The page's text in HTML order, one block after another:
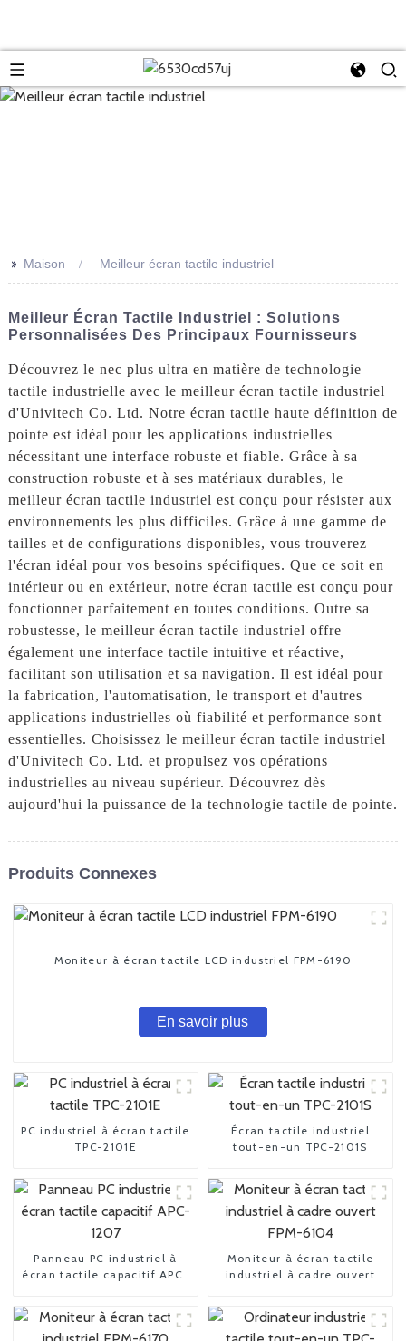
>> Maison Meilleur écran tactile industriel
Meilleur Écran Tactile Industriel : Solutions
Personnalisées Des Principaux Fournisseurs
Découvrez le nec plus ultra en matière de technologie
tactile industrielle avec le meilleur écran tactile industriel
d'Univitech Co. Ltd. Notre écran tactile haute définition de
pointe est idéal pour les applications industrielles
nécessitant une interface robuste et fiable. Grâce à sa
construction robuste et à ses matériaux durables, le
meilleur écran tactile industriel est conçu pour résister aux
environnements les plus difficiles. Grâce à une gamme de
tailles et de configurations disponibles, vous trouverez
l'écran idéal pour vos besoins spécifiques. Que ce soit en
intérieur ou en extérieur, notre écran tactile est conçu pour
fonctionner parfaitement en toutes conditions. Outre sa
robustesse, le meilleur écran tactile industriel offre
également une interface tactile intuitive et réactive,
facilitant son utilisation et sa navigation. Il est idéal pour
la fabrication, l'automatisation, le transport et d'autres
applications industrielles où fiabilité et performance sont
essentielles. Choisissez le meilleur écran tactile industriel
d'Univitech Co. Ltd. et propulsez vos opérations
industrielles au niveau supérieur. Découvrez dès
aujourd'hui la puissance de la technologie tactile de pointe.
Produits Connexes
Moniteur à écran tactile LCD industriel FPM-6190
En savoir plus
PC industriel à écran tactile
TPC-2101E
Écran tactile industriel
tout-en-un TPC-2101S
Panneau PC industriel à
écran tactile capacitif APC-
Moniteur à écran tactile
industriel à cadre ouvert